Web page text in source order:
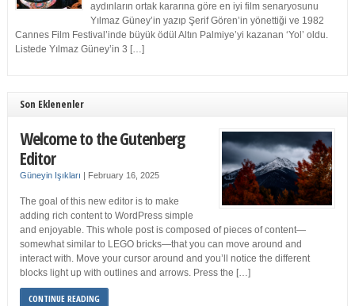
aydınların ortak kararına göre en iyi film senaryosunu
Yılmaz Güney’in yazıp Şerif Gören’in yönettiği ve 1982
Cannes Film Festival’inde büyük ödül Altın Palmiye’yi kazanan ‘Yol’ oldu.
Listede Yılmaz Güney’in 3 […]
Son Eklenenler
Welcome to the Gutenberg
Editor
Güneyin Işıkları | February 16, 2025
The goal of this new editor is to make
adding rich content to WordPress simple
and enjoyable. This whole post is composed of pieces of content—
somewhat similar to LEGO bricks—that you can move around and
interact with. Move your cursor around and you’ll notice the different
blocks light up with outlines and arrows. Press the […]
CONTINUE READING